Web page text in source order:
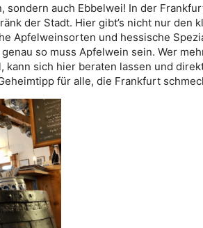
sondern auch Ebbelwei! In der
der Stadt. Hier gibt’s nicht nur den
Apfelweinsorten und hessische
so muss Apfelwein sein. Wer
sich hier beraten lassen und
für alle, die Frankfurt